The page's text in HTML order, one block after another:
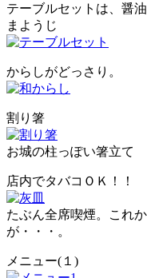
テーブルセットは、醤
まようじ
からしがどっさり。
割り箸
お城の柱っぽい箸立て
店内でタバコＯＫ！！
たぶん全席喫煙。これ
が・・・。
メニュー(１)